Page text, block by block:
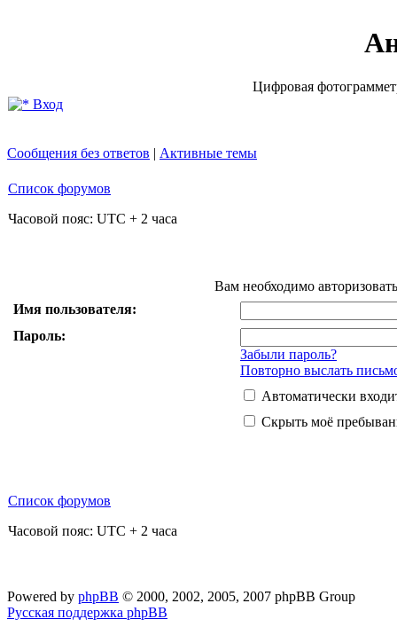
Цифровая
Вход
Сообщения без ответов | Активные темы
Список форумов
Часовой пояс: UTC + 2 часа
Вам необходимо
Имя пользователя:
Пароль:
Забыли пароль?
Повторно выслать
Автоматически
Скрыть моё
Список форумов
Часовой пояс: UTC + 2 часа
Powered by phpBB © 2000, 2002, 2005, 2007 phpBB Group
Русская поддержка phpBB